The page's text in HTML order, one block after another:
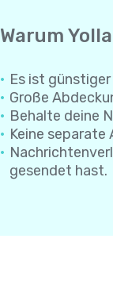
Warum
Es ist
Große
Behalte deine
Keine
gesendet hast.